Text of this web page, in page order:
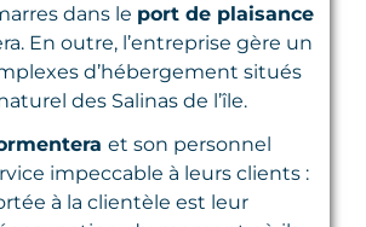
dans le port de plaisance
En outre, l’entreprise gère un
d’hébergement situés
des Salinas de l’île.
et son personnel
impeccable à leurs clients :
à la clientèle est leur